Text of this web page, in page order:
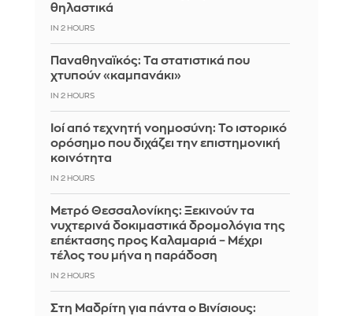
θηλαστικά
IN 2 HOURS
Παναθηναϊκός: Τα στατιστικά που
χτυπούν «καμπανάκι»
IN 2 HOURS
Ιοί από τεχνητή νοημοσύνη: Το ιστορικό
ορόσημο που διχάζει την επιστημονική
κοινότητα
IN 2 HOURS
Μετρό Θεσσαλονίκης: Ξεκινούν τα
νυχτερινά δοκιμαστικά δρομολόγια της
επέκτασης προς Καλαμαριά – Μέχρι
τέλος του μήνα η παράδοση
IN 2 HOURS
Στη Μαδρίτη για πάντα ο Βινίσιους: